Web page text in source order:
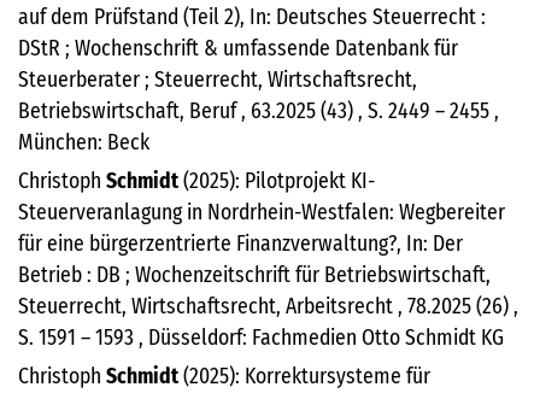
auf dem Prüfstand (Teil 2), In: Deutsches Steuerrecht :
DStR ; Wochenschrift & umfassende Datenbank für
Steuerberater ; Steuerrecht, Wirtschaftsrecht,
Betriebswirtschaft, Beruf , 63.2025 (43) , S. 2449 – 2455 ,
München: Beck
Christoph Schmidt(2025): Pilotprojekt KI-
Steuerveranlagung in Nordrhein-Westfalen: Wegbereiter
für eine bürgerzentrierte Finanzverwaltung?, In: Der
Betrieb : DB ; Wochenzeitschrift für Betriebswirtschaft,
Steuerrecht, Wirtschaftsrecht, Arbeitsrecht , 78.2025 (26) ,
S. 1591 – 1593 , Düsseldorf: Fachmedien Otto Schmidt KG
Christoph Schmidt(2025): Korrektursysteme für